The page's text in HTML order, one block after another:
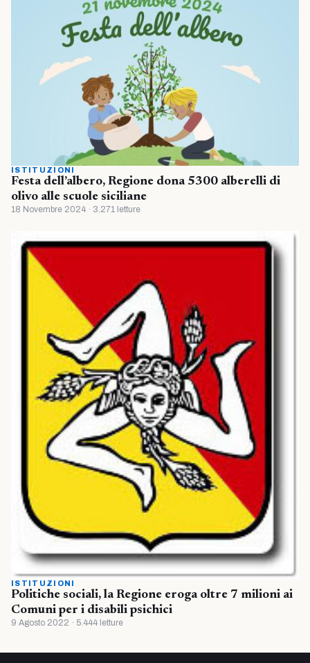
ISTITUZIONI
Festa dell’albero, Regione dona 5300 alberelli di
olivo alle scuole siciliane
18 Novembre 2024 · 3.271 letture
ISTITUZIONI
Politiche sociali, la Regione eroga oltre 7 milioni ai
Comuni per i disabili psichici
9 Agosto 2022 · 5.444 letture